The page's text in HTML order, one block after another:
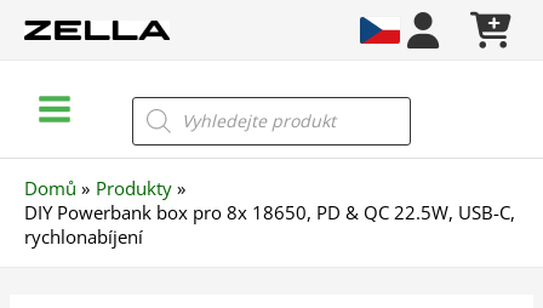
Menu
Products
search
Domů
Produkty
DIY Powerbank box pro 8x 18650, PD & QC 22.5W, USB-C,
rychlonabíjení